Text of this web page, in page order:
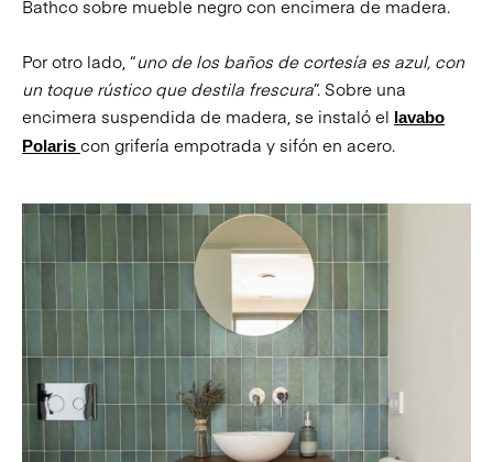
Bathco sobre mueble negro con encimera de madera.
Por otro lado, “uno de los baños de cortesía es azul, con
un toque rústico que destila frescura”. Sobre una
encimera suspendida de madera, se instaló el lavabo
Polaris con grifería empotrada y sifón en acero.